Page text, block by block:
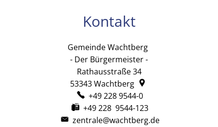
Kontakt
Gemeinde Wachtberg
- Der Bürgermeister -
Rathausstraße 34
53343Wachtberg
+49 228 9544-0
+49 228 9544-123
zentrale@wachtberg.de